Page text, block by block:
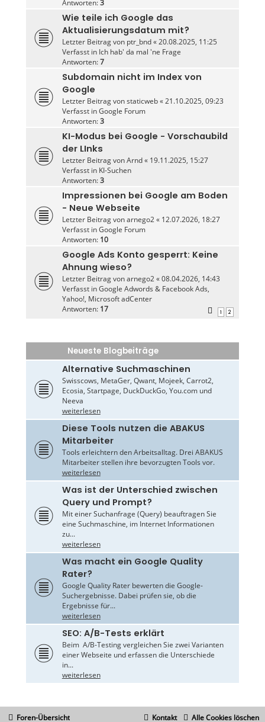
Antworten:3
Wie teile ich Google das
Aktualisierungsdatum mit?
Letzter Beitrag von ptr_bnd«20.08.2025, 11:25
Verfasst in Ich hab' da mal 'ne Frage
Antworten:7
Subdomain nicht im Index von
Google
Letzter Beitrag vonstaticweb«21.10.2025, 09:23
Verfasst inGoogle Forum
Antworten:3
KI-Modus bei Google - Vorschaubild
der LInks
Letzter Beitrag vonArnd« 19.11.2025, 15:27
Verfasst in KI-Suchen
Antworten:3
Impressionen bei Google am Boden
- Neue Webseite
Letzter Beitrag vonarnego2« 12.07.2026, 18:27
Verfasst inGoogle Forum
Antworten: 10
Google Ads Konto gesperrt: Keine
Ahnung wieso?
Letzter Beitrag vonarnego2«08.04.2026, 14:43
Verfasst inGoogle Adwords & Facebook Ads,
Yahoo!, Microsoft adCenter
Antworten: 17 1 2
Neueste Blogbeiträge
Alternative Suchmaschinen
Swisscows, MetaGer, Qwant, Mojeek, Carrot2,
Ecosia, Startpage, DuckDuckGo, You.com und
Neeva
weiterlesen
Diese Tools nutzen die ABAKUS
Mitarbeiter
Tools erleichtern den Arbeitsalltag. Drei ABAKUS
Mitarbeiter stellen ihre bevorzugten Tools vor.
weiterlesen
Was ist der Unterschied zwischen
Query und Prompt?
Mit einer Suchanfrage (Query) beauftragen Sie
eine Suchmaschine, im Internet Informationen
zu...
weiterlesen
Was macht ein Google Quality
Rater?
Google Quality Rater bewerten die Google-
Suchergebnisse. Dabei prüfen sie, ob die
Ergebnisse für...
weiterlesen
SEO: A/B-Tests erklärt
Beim A/B-Testing vergleichen Sie zwei Varianten
einer Webseite und erfassen die Unterschiede
in...
weiterlesen
Foren-Übersicht Alle Cookies löschen
Kontakt